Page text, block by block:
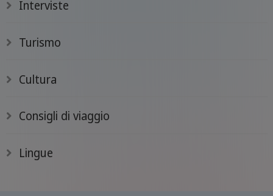
Interviste
Turismo
Cultura
Consigli di viaggio
Lingue